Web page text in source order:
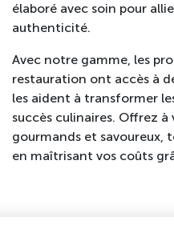
élaboré avec soin pour
authenticité.
Avec notre gamme, les
restauration ont accès à
les aident à transformer
succès culinaires. Offrez à
gourmands et savoureux,
en maîtrisant vos coûts